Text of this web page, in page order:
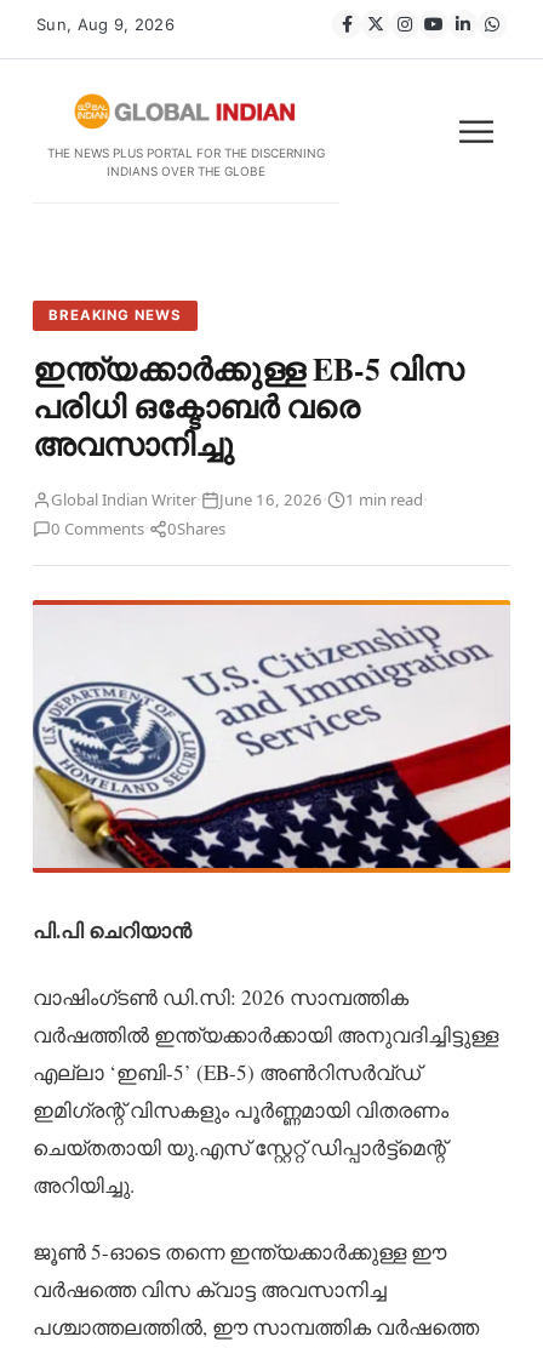
Sun, Aug 9, 2026
THE NEWS PLUS PORTAL FOR THE DISCERNING
INDIANS OVER THE GLOBE
BREAKING NEWS
ഇന്ത്യക്കാർക്കുള്ള EB-5 വിസ
പരിധി ഒക്ടോബർ വരെ
അവസാനിച്ചു
Global Indian Writer· June 16, 2026· 1 min read·
0 Comments· 0Shares
പി.പി ചെറിയാൻ
വാഷിംഗ്ടൺ ഡി.സി: 2026 സാമ്പത്തിക
വർഷത്തിൽ ഇന്ത്യക്കാർക്കായി അനുവദിച്ചിട്ടുള്ള
എല്ലാ ‘ഇബി-5’ (EB-5) അൺറിസർവ്ഡ്
ഇമിഗ്രന്റ് വിസകളും പൂർണ്ണമായി വിതരണം
ചെയ്തതായി യു.എസ് സ്റ്റേറ്റ് ഡിപ്പാർട്ട്മെന്റ്
അറിയിച്ചു.
ജൂൺ 5-ഓടെ തന്നെ ഇന്ത്യക്കാർക്കുള്ള ഈ
വർഷത്തെ വിസ ക്വാട്ട അവസാനിച്ച
പശ്ചാത്തലത്തിൽ, ഈ സാമ്പത്തിക വർഷത്തെ